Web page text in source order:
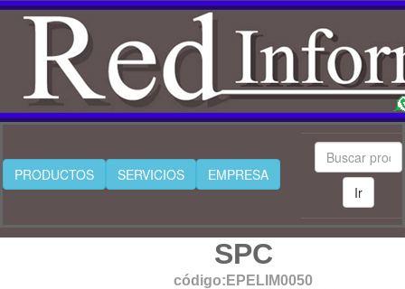
PRODUCTOS SERVICIOS
EMPRESA
Ir
SPC
código:EPELIM0050